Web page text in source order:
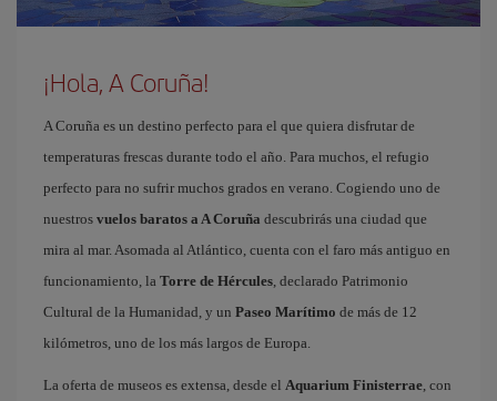
¡Hola, A Coruña!
A Coruña es un destino perfecto para el que quiera disfrutar de
temperaturas frescas durante todo el año. Para muchos, el refugio
perfecto para no sufrir muchos grados en verano. Cogiendo uno de
nuestros vuelos baratos a A Coruña descubrirás una ciudad que
mira al mar. Asomada al Atlántico, cuenta con el faro más antiguo en
funcionamiento, la Torre de Hércules, declarado Patrimonio
Cultural de la Humanidad, y un Paseo Marítimo de más de 12
kilómetros, uno de los más largos de Europa.
La oferta de museos es extensa, desde el Aquarium Finisterrae, con